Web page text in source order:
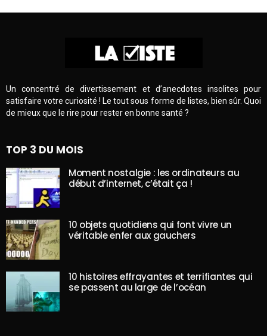
Un concentré de divertissement et d’anecdotes insolites pour
satisfaire votre curiosité ! Le tout sous forme de listes, bien sûr. Quoi
de mieux que le rire pour rester en bonne santé ?
TOP 3 DU MOIS
Moment nostalgie : les ordinateurs au
début d’internet, c’était ça !
10 objets quotidiens qui font vivre un
véritable enfer aux gauchers
10 histoires effrayantes et terrifiantes qui
se passent au large de l’océan